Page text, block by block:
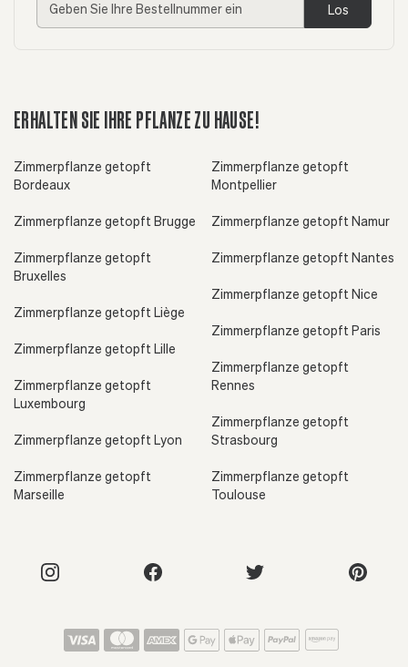
Los
ERHALTEN SIE IHRE PFLANZE ZU HAUSE!
Zimmerpflanze getopft
Bordeaux
Zimmerpflanze getopft Brugge
Zimmerpflanze getopft
Bruxelles
Zimmerpflanze getopft Liège
Zimmerpflanze getopft Lille
Zimmerpflanze getopft
Luxembourg
Zimmerpflanze getopft Lyon
Zimmerpflanze getopft
Marseille
Zimmerpflanze getopft
Montpellier
Zimmerpflanze getopft Namur
Zimmerpflanze getopft Nantes
Zimmerpflanze getopft Nice
Zimmerpflanze getopft Paris
Zimmerpflanze getopft
Rennes
Zimmerpflanze getopft
Strasbourg
Zimmerpflanze getopft
Toulouse